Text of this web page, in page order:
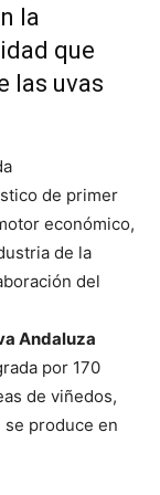
la
que
las uvas
de primer
económico,
de la
del
Andaluza
por 170
de viñedos,
produce en